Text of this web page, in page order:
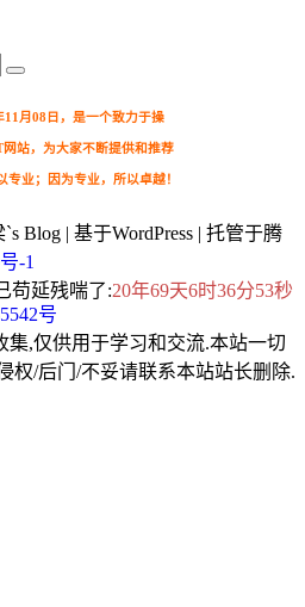
月08日，是一个致力于操
站，为大家不断提供和推荐
业；因为专业，所以卓越！
`s Blog | 基于WordPress | 托管于腾
-1
苟延残喘了:20年69天6时36分54秒
号
,仅供用于学习和交流.本站一切
权/后门/不妥请联系本站站长删除.